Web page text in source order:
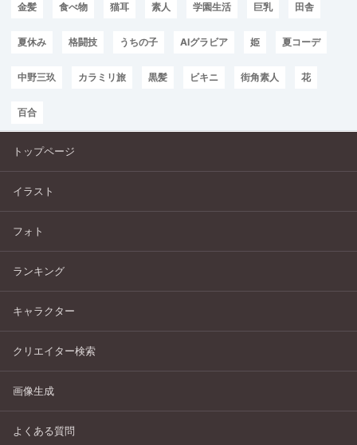
金髪 食べ物 猫耳 素人 学園生活 巨乳 田舎
夏休み 格闘技 うちの子 AIグラビア 姫 夏コーデ
中野三玖 カラミリ旅 黒髪 ビキニ 街角素人 花
百合
トップページ
イラスト
フォト
ランキング
キャラクター
クリエイター検索
画像生成
よくある質問